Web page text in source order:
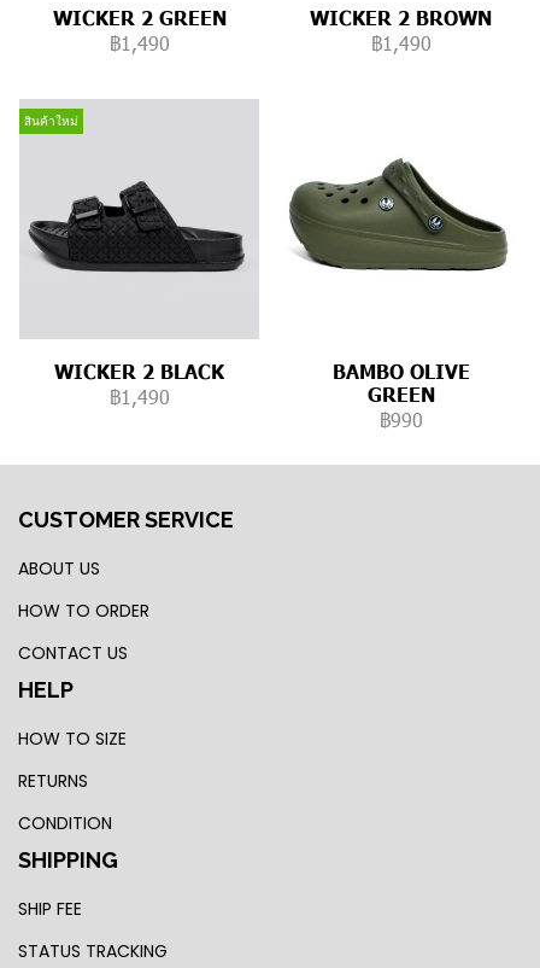
WICKER 2 GREEN
฿1,490
WICKER 2 BROWN
฿1,490
สินค้าใหม่
WICKER 2 BLACK
฿1,490
BAMBO OLIVE
GREEN
฿990
CUSTOMER SERVICE
ABOUT US
HOW TO ORDER
CONTACT US
HELP
HOW TO SIZE
RETURNS
CONDITION
SHIPPING
SHIP FEE
STATUS TRACKING